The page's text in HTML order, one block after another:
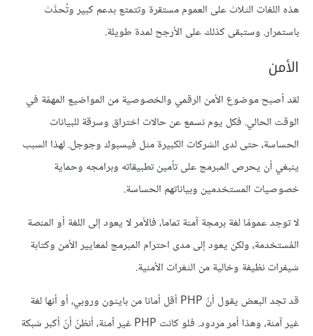
هذه اللغات الثلاث على العموم مستقرة وتتمتع بدعم كبير وتُحدَّث
باستمرار. وستبقى كذلك على الأرجح لمدة طويلة.
الأمن
لقد أصبح موضوع الأمن الرقمي والخصوصية من المواضيع المهمّة في
الوقت الحالي. فكل يوم نسمع عن حالات اختراق وسرقة للبيانات
الحساسة، حتى لدى الشركات الكبيرة مثل فيسبوك وجوجل. لهذا السبب
ينبغي أن يحرص المبرمج على تأمين تطبيقاته وبرامجه وحماية
خصوصيات المستخدمين وبياناتهم الحساسة.
لا توجد عمومًا لغة برمجة آمنة تماما، فالأمر لا يعود إلى اللغة أو المنصة
المُستخدمة، ولكن يعود إلى مدى احترام المبرمج لمعايير الأمن وكتابة
شيفرات نظيفة وخالية من الثغرات الأمنية.
قد تجد البعض يقول أنّ PHP أقل أمانا من بايثون وروبي، أو أنها لغة
غير آمنة، وهذا أمر مردود. فلو كانت PHP غير آمنة، أنظنّ أنّ أكبر شبكة